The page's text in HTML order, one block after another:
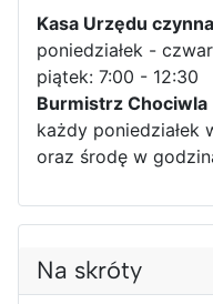
Kasa Urzędu czynna
poniedziałek -
piątek: 7:00 - 12:30
Burmistrz Chociwla
każdy poniedziałek
oraz środę w
Na skróty